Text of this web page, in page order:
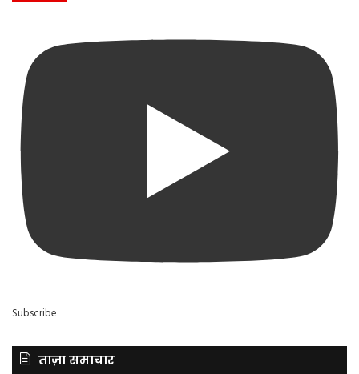
Subscribe
ताज़ा समाचार